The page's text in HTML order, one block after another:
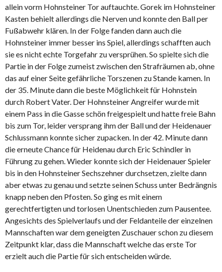
allein vorm Hohnsteiner Tor auftauchte. Gorek im Hohnsteiner
Kasten behielt allerdings die Nerven und konnte den Ball per
Fußabwehr klären. In der Folge fanden dann auch die
Hohnsteiner immer besser ins Spiel, allerdings schafften auch
sie es nicht echte Torgefahr zu versprühen. So spielte sich die
Partie in der Folge zumeist zwischen den Strafräumen ab, ohne
das auf einer Seite gefährliche Torszenen zu Stande kamen. In
der 35. Minute dann die beste Möglichkeit für Hohnstein
durch Robert Vater. Der Hohnsteiner Angreifer wurde mit
einem Pass in die Gasse schön freigespielt und hatte freie Bahn
bis zum Tor, leider versprang ihm der Ball und der Heidenauer
Schlussmann konnte sicher zupacken. In der 42. Minute dann
die erneute Chance für Heidenau durch Eric Schindler in
Führung zu gehen. Wieder konnte sich der Heidenauer Spieler
bis in den Hohnsteiner Sechszehner durchsetzen, zielte dann
aber etwas zu genau und setzte seinen Schuss unter Bedrängnis
knapp neben den Pfosten. So ging es mit einem
gerechtfertigten und torlosen Unentschieden zum Pausentee.
Angesichts des Spielverlaufs und der Feldanteile der einzelnen
Mannschaften war dem geneigten Zuschauer schon zu diesem
Zeitpunkt klar, dass die Mannschaft welche das erste Tor
erzielt auch die Partie für sich entscheiden würde.